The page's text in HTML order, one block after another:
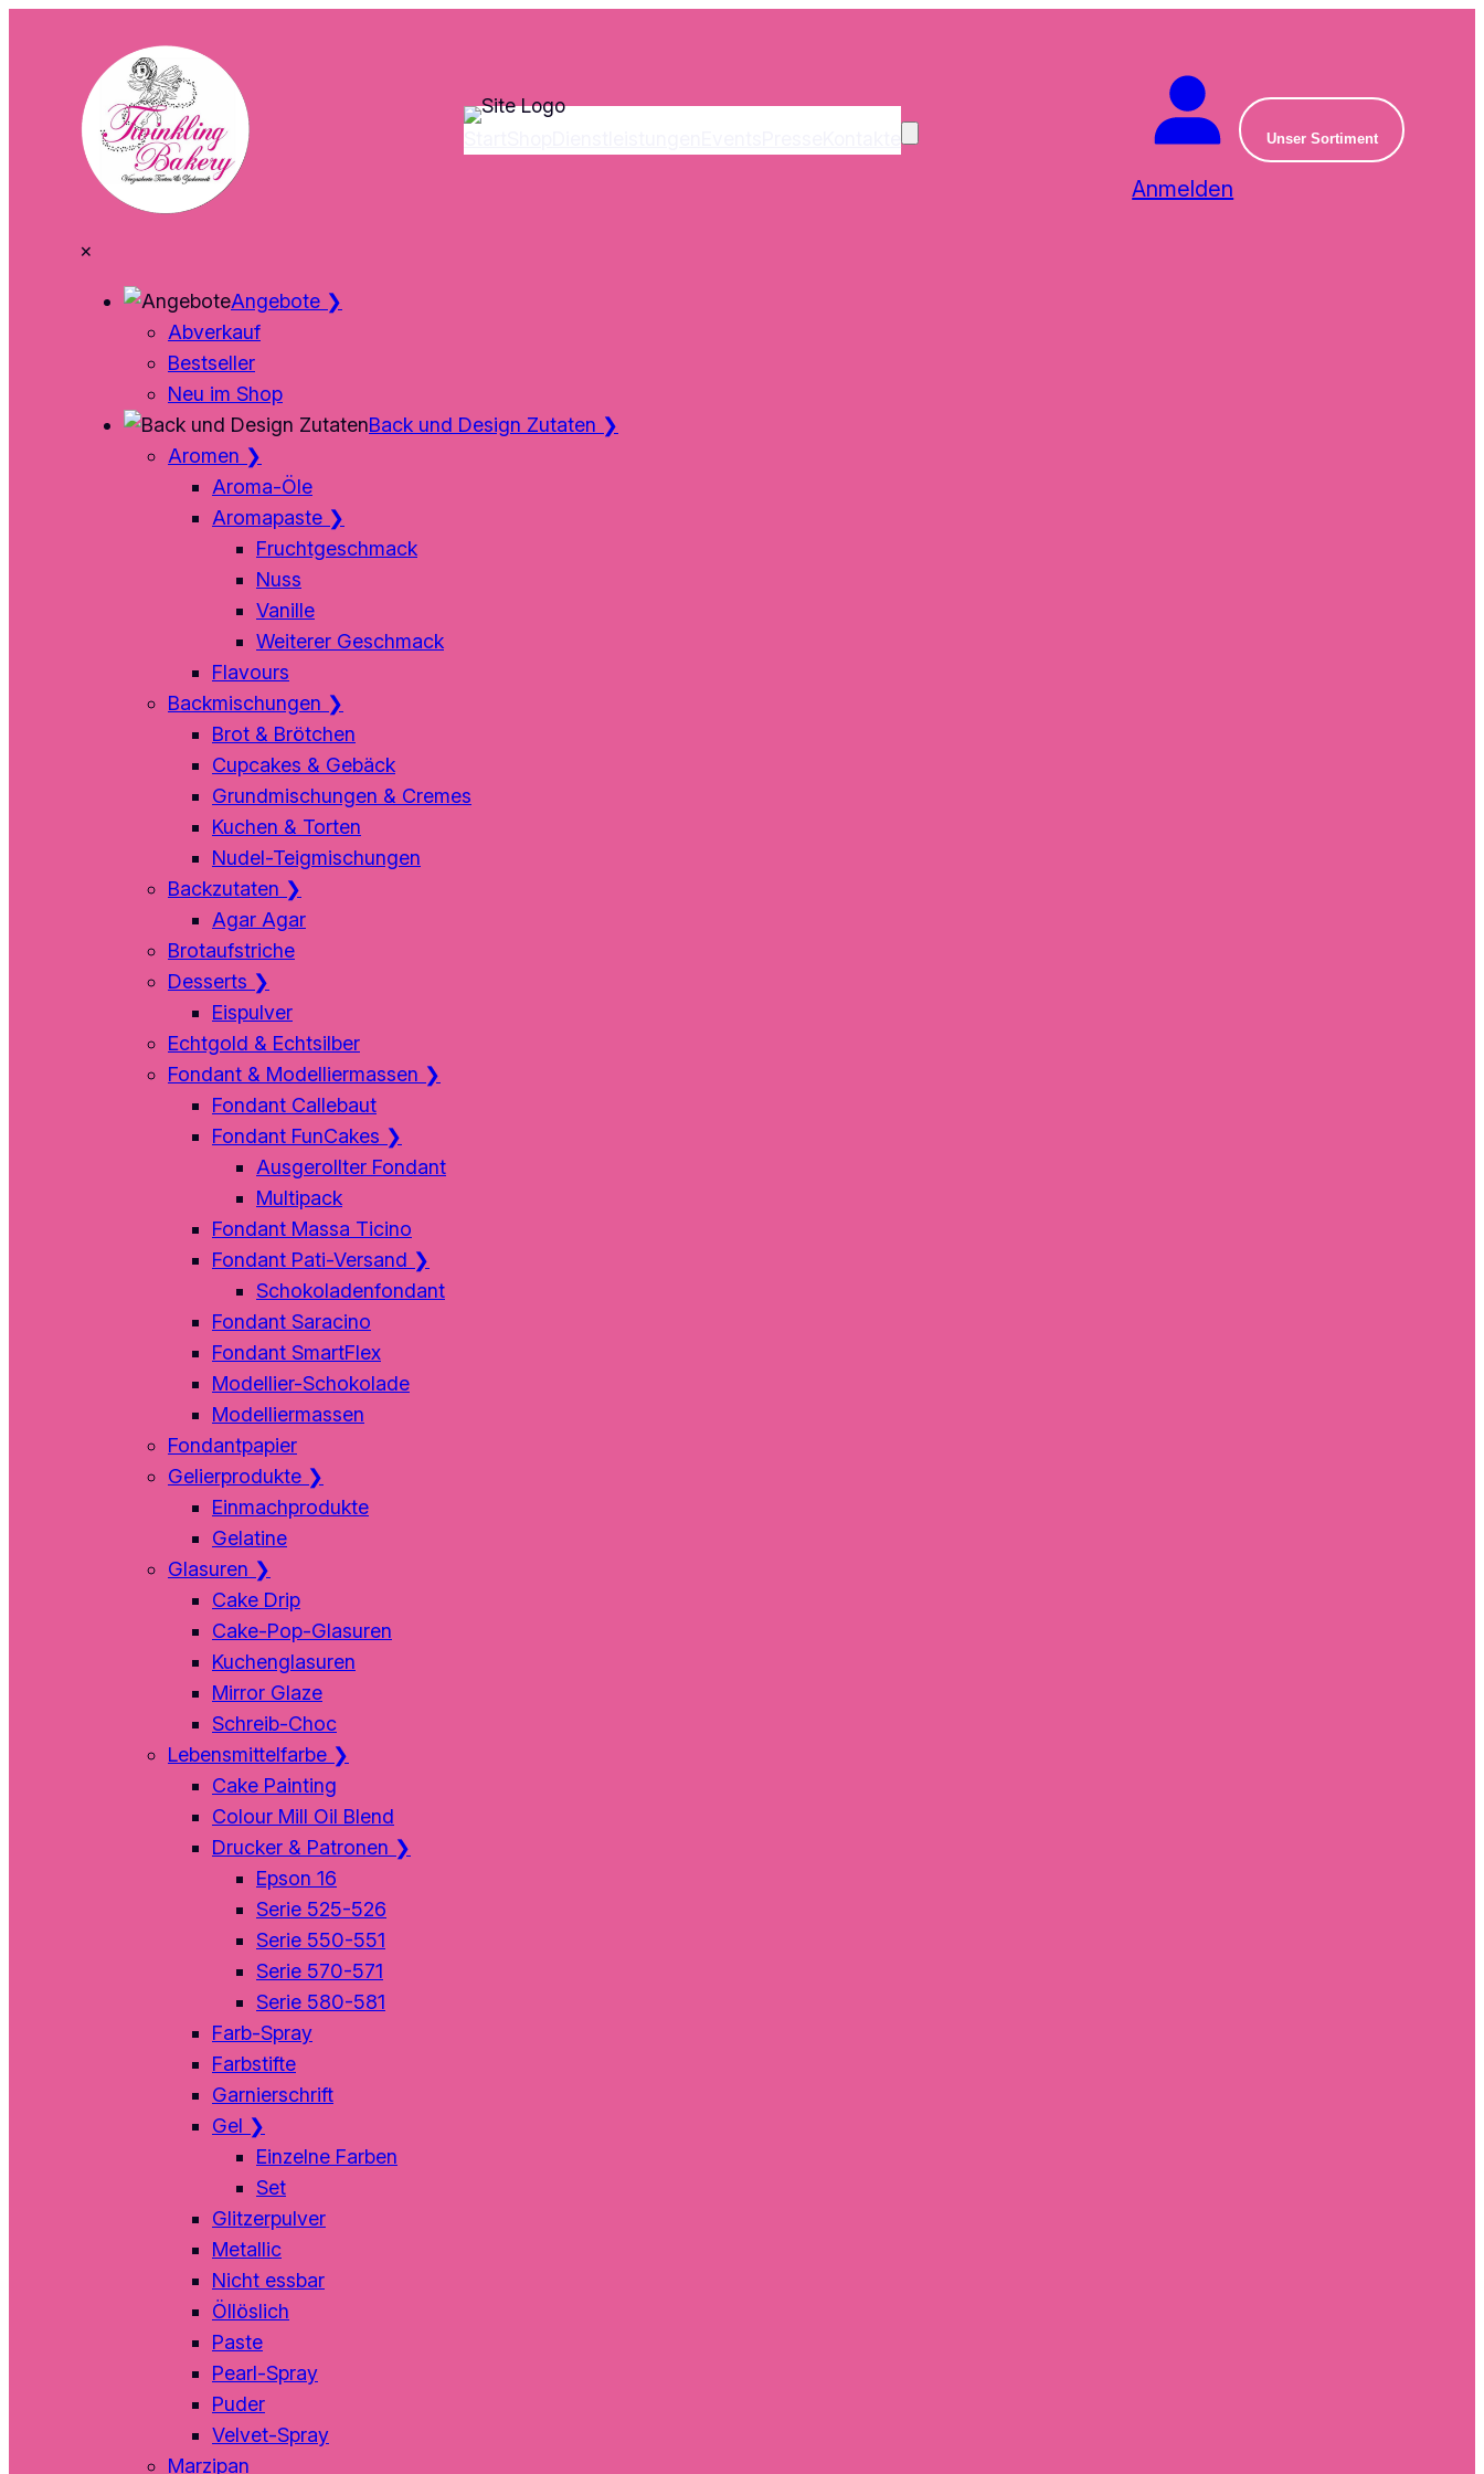
Kontakte
Anmelden
Unser Sortiment
×
Angebote ❯
Abverkauf
Bestseller
Neu im Shop
Back und Design Zutaten ❯
Aromen ❯
Aroma-Öle
Aromapaste ❯
Fruchtgeschmack
Nuss
Vanille
Weiterer Geschmack
Flavours
Backmischungen ❯
Brot & Brötchen
Cupcakes & Gebäck
Grundmischungen & Cremes
Kuchen & Torten
Nudel-Teigmischungen
Backzutaten ❯
Agar Agar
Brotaufstriche
Desserts ❯
Eispulver
Echtgold & Echtsilber
Fondant & Modelliermassen ❯
Fondant Callebaut
Fondant FunCakes ❯
Ausgerollter Fondant
Multipack
Fondant Massa Ticino
Fondant Pati-Versand ❯
Schokoladenfondant
Fondant Saracino
Fondant SmartFlex
Modellier-Schokolade
Modelliermassen
Fondantpapier
Gelierprodukte ❯
Einmachprodukte
Gelatine
Glasuren ❯
Cake Drip
Cake-Pop-Glasuren
Kuchenglasuren
Mirror Glaze
Schreib-Choc
Lebensmittelfarbe ❯
Cake Painting
Colour Mill Oil Blend
Drucker & Patronen ❯
Epson 16
Serie 525-526
Serie 550-551
Serie 570-571
Serie 580-581
Farb-Spray
Farbstifte
Garnierschrift
Gel ❯
Einzelne Farben
Set
Glitzerpulver
Metallic
Nicht essbar
Öllöslich
Paste
Pearl-Spray
Puder
Velvet-Spray
Marzipan